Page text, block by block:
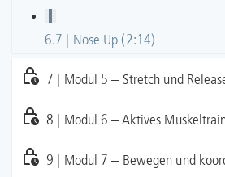
6.7 | Nose Up (2:14)
7 | Modul 5 – Stretch und
8 | Modul 6 – Aktives
9 | Modul 7 – Bewegen und